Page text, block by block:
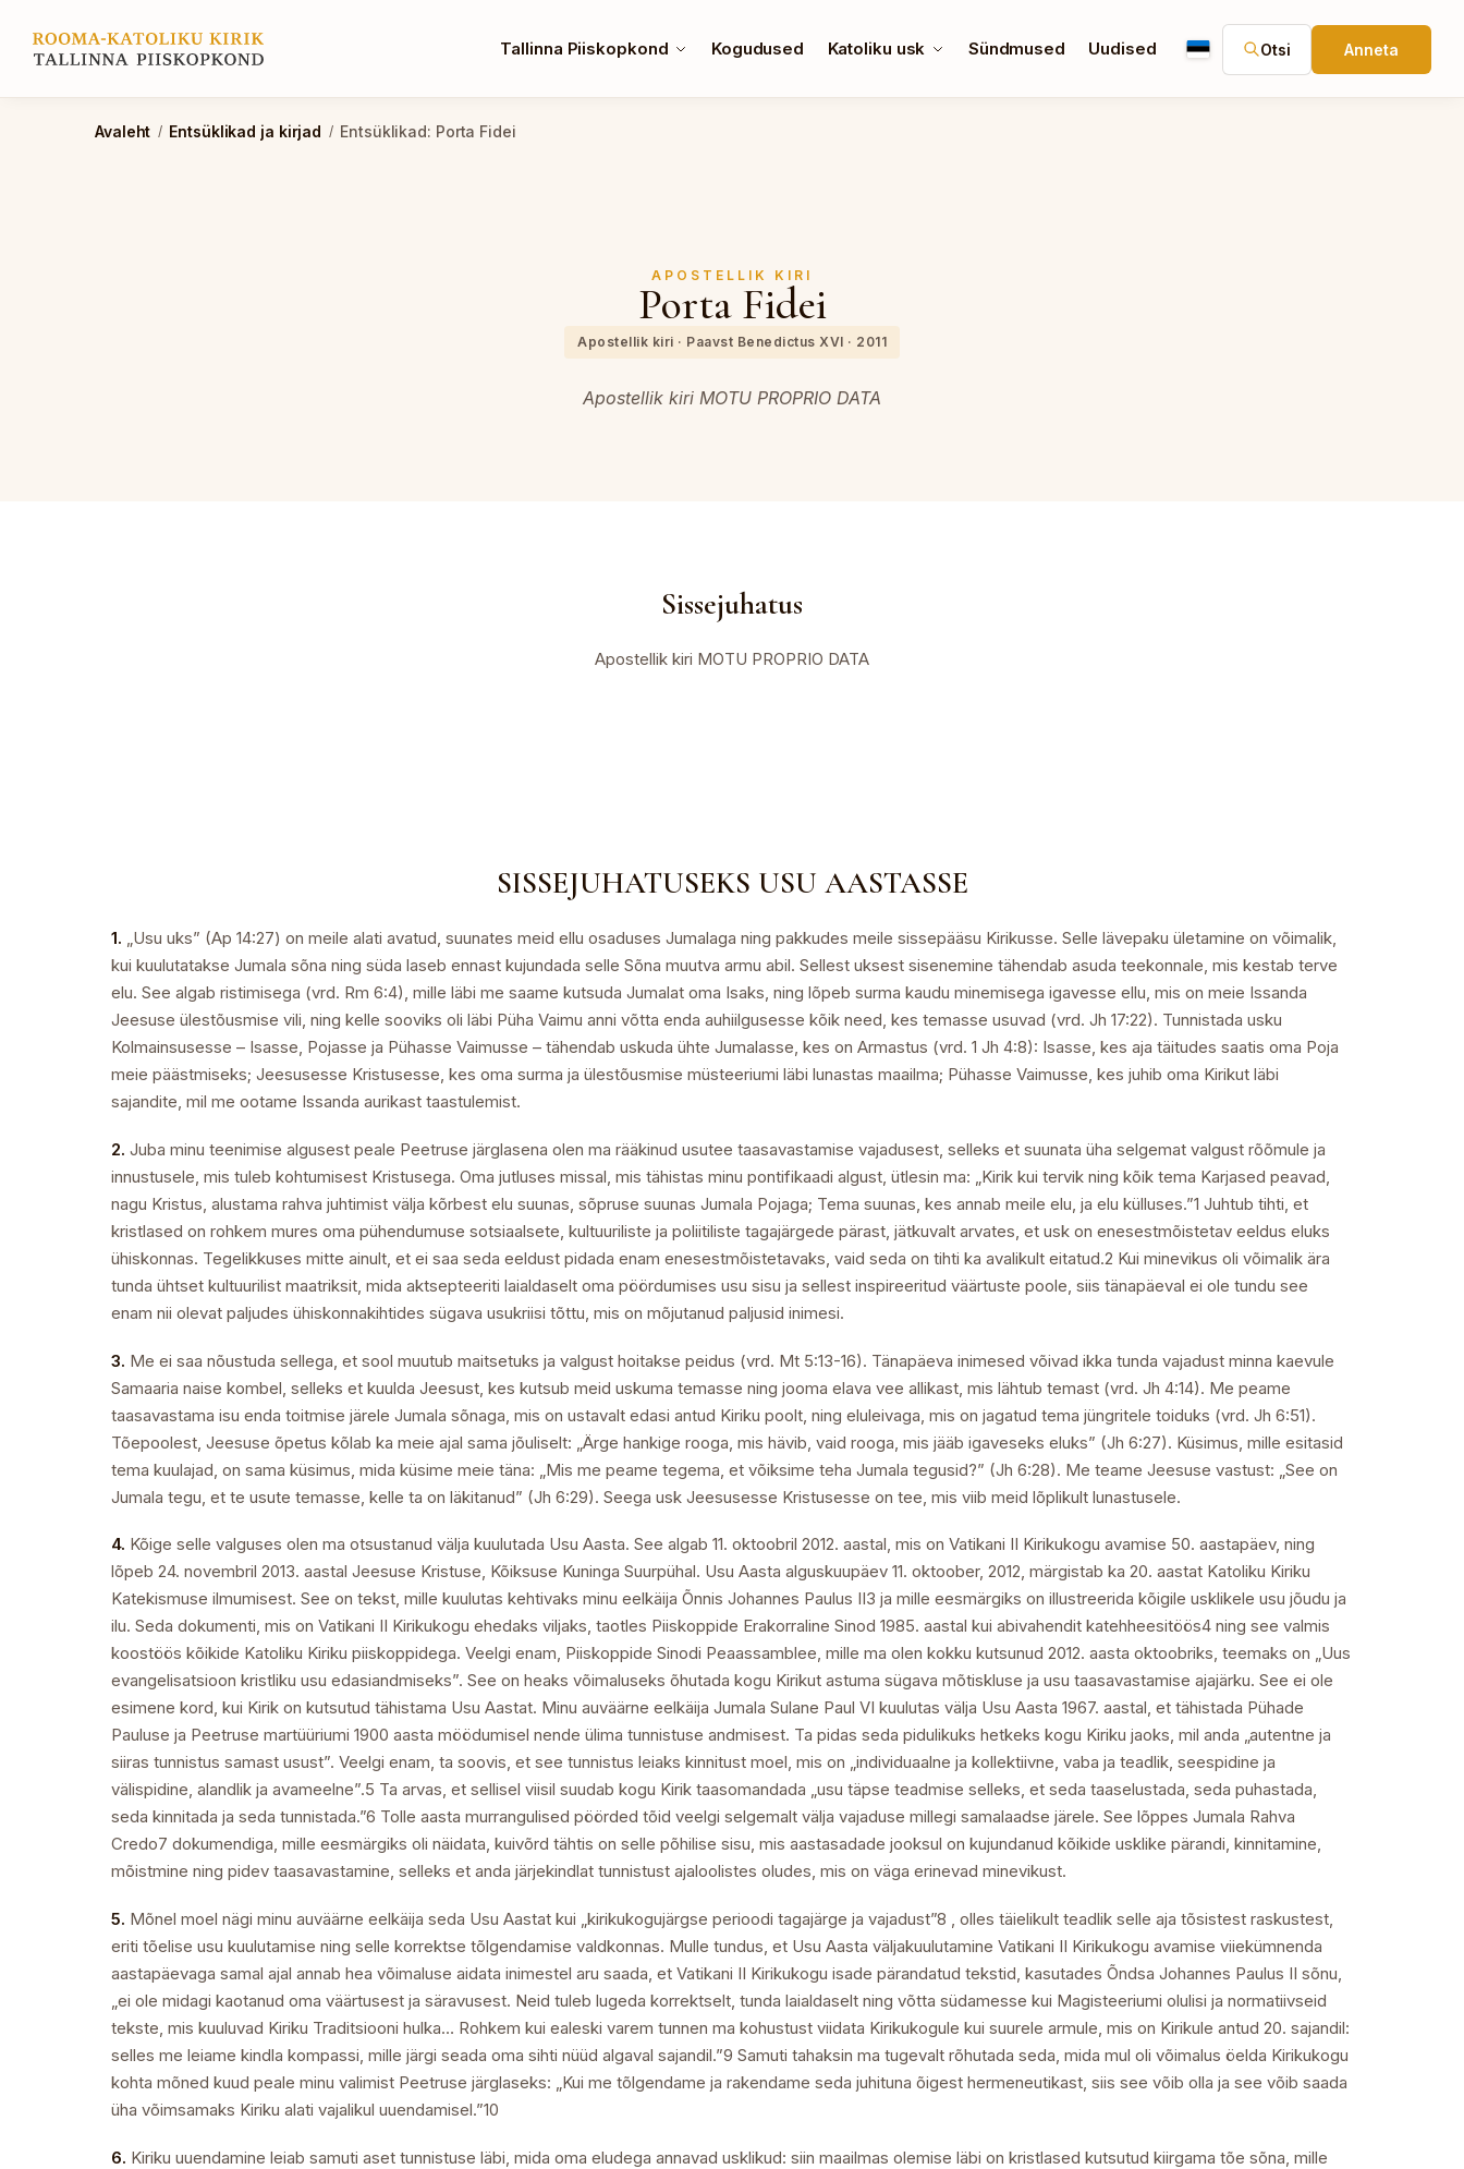
Tallinna Piiskopkond Kogudused Katoliku usk Sündmused Uudised Otsi Anneta
Avaleht / Entsüklikad ja kirjad / Entsüklikad: Porta Fidei
APOSTELLIK KIRI
Porta Fidei
Apostellik kiri · Paavst Benedictus XVI · 2011
Apostellik kiri MOTU PROPRIO DATA
Sissejuhatus
Apostellik kiri MOTU PROPRIO DATA
SISSEJUHATUSEKS USU AASTASSE
1. „Usu uks” (Ap 14:27) on meile alati avatud, suunates meid ellu osaduses Jumalaga ning pakkudes meile sissepääsu Kirikusse. Selle lävepaku ületamine on võimalik,
kui kuulutatakse Jumala sõna ning süda laseb ennast kujundada selle Sõna muutva armu abil. Sellest uksest sisenemine tähendab asuda teekonnale, mis kestab terve
elu. See algab ristimisega (vrd. Rm 6:4), mille läbi me saame kutsuda Jumalat oma Isaks, ning lõpeb surma kaudu minemisega igavesse ellu, mis on meie Issanda
Jeesuse ülestõusmise vili, ning kelle sooviks oli läbi Püha Vaimu anni võtta enda auhiilgusesse kõik need, kes temasse usuvad (vrd. Jh 17:22). Tunnistada usku
Kolmainsusesse – Isasse, Pojasse ja Pühasse Vaimusse – tähendab uskuda ühte Jumalasse, kes on Armastus (vrd. 1 Jh 4:8): Isasse, kes aja täitudes saatis oma Poja
meie päästmiseks; Jeesusesse Kristusesse, kes oma surma ja ülestõusmise müsteeriumi läbi lunastas maailma; Pühasse Vaimusse, kes juhib oma Kirikut läbi
sajandite, mil me ootame Issanda aurikast taastulemist.
2. Juba minu teenimise algusest peale Peetruse järglasena olen ma rääkinud usutee taasavastamise vajadusest, selleks et suunata üha selgemat valgust rõõmule ja
innustusele, mis tuleb kohtumisest Kristusega. Oma jutluses missal, mis tähistas minu pontifikaadi algust, ütlesin ma: „Kirik kui tervik ning kõik tema Karjased peavad,
nagu Kristus, alustama rahva juhtimist välja kõrbest elu suunas, sõpruse suunas Jumala Pojaga; Tema suunas, kes annab meile elu, ja elu külluses.”1 Juhtub tihti, et
kristlased on rohkem mures oma pühendumuse sotsiaalsete, kultuuriliste ja poliitiliste tagajärgede pärast, jätkuvalt arvates, et usk on enesestmõistetav eeldus eluks
ühiskonnas. Tegelikkuses mitte ainult, et ei saa seda eeldust pidada enam enesestmõistetavaks, vaid seda on tihti ka avalikult eitatud.2 Kui minevikus oli võimalik ära
tunda ühtset kultuurilist maatriksit, mida aktsepteeriti laialdaselt oma pöördumises usu sisu ja sellest inspireeritud väärtuste poole, siis tänapäeval ei ole tundu see
enam nii olevat paljudes ühiskonnakihtides sügava usukriisi tõttu, mis on mõjutanud paljusid inimesi.
3. Me ei saa nõustuda sellega, et sool muutub maitsetuks ja valgust hoitakse peidus (vrd. Mt 5:13-16). Tänapäeva inimesed võivad ikka tunda vajadust minna kaevule
Samaaria naise kombel, selleks et kuulda Jeesust, kes kutsub meid uskuma temasse ning jooma elava vee allikast, mis lähtub temast (vrd. Jh 4:14). Me peame
taasavastama isu enda toitmise järele Jumala sõnaga, mis on ustavalt edasi antud Kiriku poolt, ning eluleivaga, mis on jagatud tema jüngritele toiduks (vrd. Jh 6:51).
Tõepoolest, Jeesuse õpetus kõlab ka meie ajal sama jõuliselt: „Ärge hankige rooga, mis hävib, vaid rooga, mis jääb igaveseks eluks” (Jh 6:27). Küsimus, mille esitasid
tema kuulajad, on sama küsimus, mida küsime meie täna: „Mis me peame tegema, et võiksime teha Jumala tegusid?” (Jh 6:28). Me teame Jeesuse vastust: „See on
Jumala tegu, et te usute temasse, kelle ta on läkitanud” (Jh 6:29). Seega usk Jeesusesse Kristusesse on tee, mis viib meid lõplikult lunastusele.
4. Kõige selle valguses olen ma otsustanud välja kuulutada Usu Aasta. See algab 11. oktoobril 2012. aastal, mis on Vatikani II Kirikukogu avamise 50. aastapäev, ning
lõpeb 24. novembril 2013. aastal Jeesuse Kristuse, Kõiksuse Kuninga Suurpühal. Usu Aasta alguskuupäev 11. oktoober, 2012, märgistab ka 20. aastat Katoliku Kiriku
Katekismuse ilmumisest. See on tekst, mille kuulutas kehtivaks minu eelkäija Õnnis Johannes Paulus II3 ja mille eesmärgiks on illustreerida kõigile usklikele usu jõudu ja
ilu. Seda dokumenti, mis on Vatikani II Kirikukogu ehedaks viljaks, taotles Piiskoppide Erakorraline Sinod 1985. aastal kui abivahendit katehheesitöös4 ning see valmis
koostöös kõikide Katoliku Kiriku piiskoppidega. Veelgi enam, Piiskoppide Sinodi Peaassamblee, mille ma olen kokku kutsunud 2012. aasta oktoobriks, teemaks on „Uus
evangelisatsioon kristliku usu edasiandmiseks”. See on heaks võimaluseks õhutada kogu Kirikut astuma sügava mõtiskluse ja usu taasavastamise ajajärku. See ei ole
esimene kord, kui Kirik on kutsutud tähistama Usu Aastat. Minu auväärne eelkäija Jumala Sulane Paul VI kuulutas välja Usu Aasta 1967. aastal, et tähistada Pühade
Pauluse ja Peetruse martüüriumi 1900 aasta möödumisel nende ülima tunnistuse andmisest. Ta pidas seda pidulikuks hetkeks kogu Kiriku jaoks, mil anda „autentne ja
siiras tunnistus samast usust”. Veelgi enam, ta soovis, et see tunnistus leiaks kinnitust moel, mis on „individuaalne ja kollektiivne, vaba ja teadlik, seespidine ja
välispidine, alandlik ja avameelne”.5 Ta arvas, et sellisel viisil suudab kogu Kirik taasomandada „usu täpse teadmise selleks, et seda taaselustada, seda puhastada,
seda kinnitada ja seda tunnistada.”6 Tolle aasta murrangulised pöörded tõid veelgi selgemalt välja vajaduse millegi samalaadse järele. See lõppes Jumala Rahva
Credo7 dokumendiga, mille eesmärgiks oli näidata, kuivõrd tähtis on selle põhilise sisu, mis aastasadade jooksul on kujundanud kõikide usklike pärandi, kinnitamine,
mõistmine ning pidev taasavastamine, selleks et anda järjekindlat tunnistust ajaloolistes oludes, mis on väga erinevad minevikust.
5. Mõnel moel nägi minu auväärne eelkäija seda Usu Aastat kui „kirikukogujärgse perioodi tagajärge ja vajadust”8 , olles täielikult teadlik selle aja tõsistest raskustest,
eriti tõelise usu kuulutamise ning selle korrektse tõlgendamise valdkonnas. Mulle tundus, et Usu Aasta väljakuulutamine Vatikani II Kirikukogu avamise viiekümnenda
aastapäevaga samal ajal annab hea võimaluse aidata inimestel aru saada, et Vatikani II Kirikukogu isade pärandatud tekstid, kasutades Õndsa Johannes Paulus II sõnu,
„ei ole midagi kaotanud oma väärtusest ja säravusest. Neid tuleb lugeda korrektselt, tunda laialdaselt ning võtta südamesse kui Magisteeriumi olulisi ja normatiivseid
tekste, mis kuuluvad Kiriku Traditsiooni hulka… Rohkem kui ealeski varem tunnen ma kohustust viidata Kirikukogule kui suurele armule, mis on Kirikule antud 20. sajandil:
selles me leiame kindla kompassi, mille järgi seada oma sihti nüüd algaval sajandil.”9 Samuti tahaksin ma tugevalt rõhutada seda, mida mul oli võimalus öelda Kirikukogu
kohta mõned kuud peale minu valimist Peetruse järglaseks: „Kui me tõlgendame ja rakendame seda juhituna õigest hermeneutikast, siis see võib olla ja see võib saada
üha võimsamaks Kiriku alati vajalikul uuendamisel.”10
6. Kiriku uuendamine leiab samuti aset tunnistuse läbi, mida oma eludega annavad usklikud: siin maailmas olemise läbi on kristlased kutsutud kiirgama tõe sõna, mille